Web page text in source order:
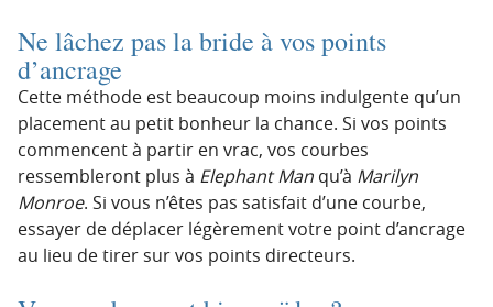
Ne lâchez pas la bride à vos points
d’ancrage
Cette méthode est beaucoup moins indulgente qu’un
placement au petit bonheur la chance. Si vos points
commencent à partir en vrac, vos courbes
ressembleront plus à Elephant Man qu’à Marilyn
Monroe. Si vous n’êtes pas satisfait d’une courbe,
essayer de déplacer légèrement votre point d’ancrage
au lieu de tirer sur vos points directeurs.